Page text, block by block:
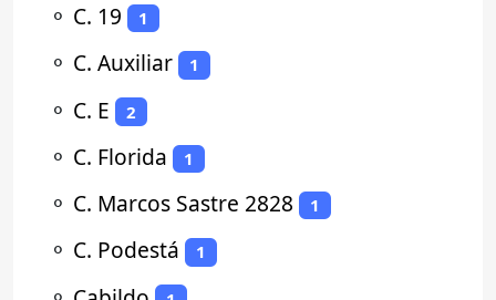
⚬ C. 19 1
⚬ C. Auxiliar 1
⚬ C. E 2
⚬ C. Florida 1
⚬ C. Marcos Sastre 2828 1
⚬ C. Podestá 1